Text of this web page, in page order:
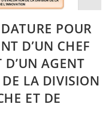
POUR
D’UN CHEF
AGENT
LA DIVISION
ET DE